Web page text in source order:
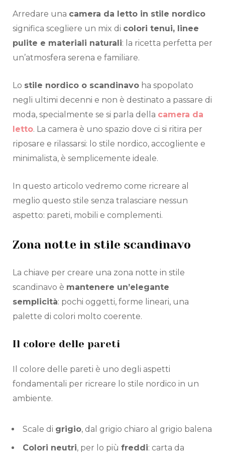
Arredare una camera da letto in stile nordico
significa scegliere un mix di colori tenui, linee
pulite e materiali naturali: la ricetta perfetta per
un’atmosfera serena e familiare.
Lo stile nordico o scandinavo ha spopolato
negli ultimi decenni e non è destinato a passare di
moda, specialmente se si parla della camera da
letto. La camera è uno spazio dove ci si ritira per
riposare e rilassarsi: lo stile nordico, accogliente e
minimalista, è semplicemente ideale.
In questo articolo vedremo come ricreare al
meglio questo stile senza tralasciare nessun
aspetto: pareti, mobili e complementi.
Zona notte in stile scandinavo
La chiave per creare una zona notte in stile
scandinavo è mantenere un’elegante
semplicità: pochi oggetti, forme lineari, una
palette di colori molto coerente.
Il colore delle pareti
Il colore delle pareti è uno degli aspetti
fondamentali per ricreare lo stile nordico in un
ambiente.
Scale di grigio, dal grigio chiaro al grigio balena
Colori neutri, per lo più freddi: carta da